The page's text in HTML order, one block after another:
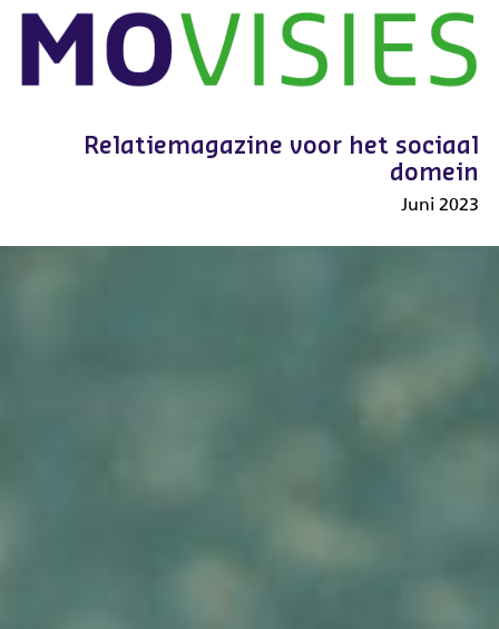
Overslaan
en
naar
Relatiemagazine voor het sociaal
domein
Juni 2023